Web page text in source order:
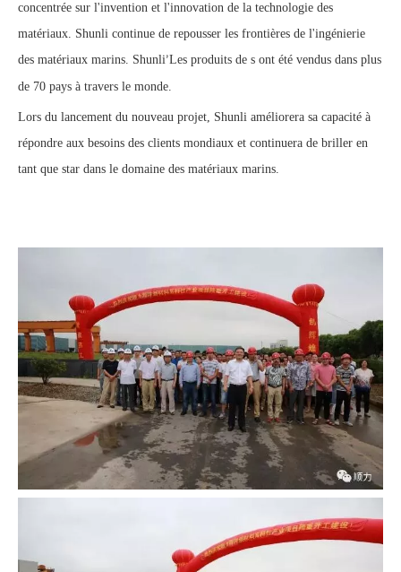
concentrée sur l'invention et l'innovation de la technologie des
matériaux. Shunli continue de repousser les frontières de l'ingénierie
des matériaux marins. Shunli’Les produits de s ont été vendus dans plus
de 70 pays à travers le monde.
Lors du lancement du nouveau projet, Shunli améliorera sa capacité à
répondre aux besoins des clients mondiaux et continuera de briller en
tant que star dans le domaine des matériaux marins.